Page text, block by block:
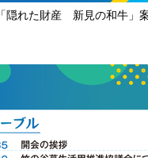
隠れた財産 新見の和牛」案